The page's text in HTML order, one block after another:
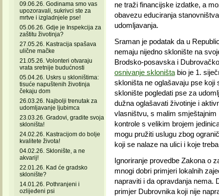
09.06.26. Godinama smo vas
upozoravali, sukrivci ste za
mrtve i izgladnjele pse!
05.06.26. Gdje je Inspekcija za
zaštitu životinja?
27.05.26. Kastracija spašava
ulične mačke
21.05.26. Volonteri otvaraju
vrata sretnije budućnosti
05.04.26. Uskrs u skloništima:
tisuće napuštenih životinja
čekaju dom
26.03.26. Najbolji trenutak za
udomljavanje ljubimca
23.03.26. Gradovi, gradite svoja
skloništa!
24.02.26. Kastracijom do bolje
kvalitete života!
04.02.26. Sklonište, a ne
akvarij!
22.01.26. Kad će gradsko
sklonište?
14.01.26. Pothranjeni i
ozlijeđeni psi
ne traži financijske izdatke, a
obavezu educiranja
udomljavanja.
Sraman je podatak da u
nemaju nijedno sklonište na
Brodsko-posavska i
osnivanje skloništabio je 1.
skloništa ne oglašavaju pse koji
sklonište pogledati pse za
dužna oglašavati životinje i
vlasništvu, s malim
kontrole s velikim brojem
mogu pružiti uslugu zbog
koji se nalaze na ulici i koje
Ignoriranje provedbe Zakona o
mnogi dobri primjeri lokalnih
napraviti i da opravdanja nema.
primjer Dubrovnika koji nije